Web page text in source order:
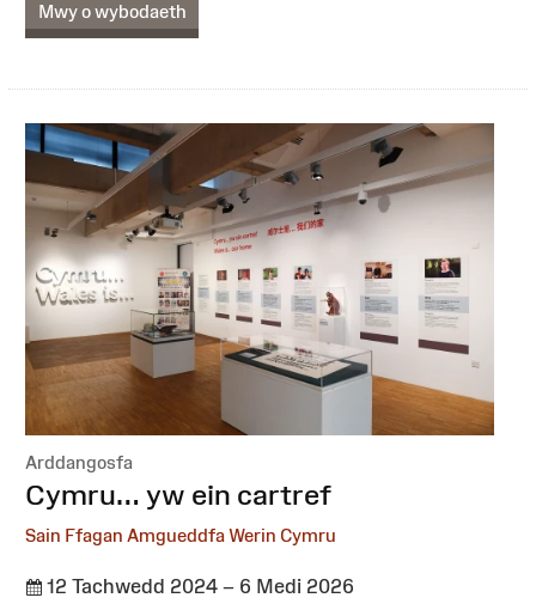
Mwy o wybodaeth
Arddangosfa
:Cymru… yw ein cartref
Sain Ffagan Amgueddfa Werin Cymru
12 Tachwedd 2024 – 6 Medi 2026